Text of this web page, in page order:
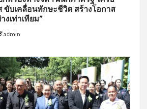
ขับเคลื่อนทักษะชีวิต สร้างโอกาส
งเท่าเทียม”
admin